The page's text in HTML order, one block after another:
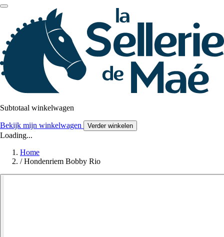
Subtotaal winkelwagen
Bekijk mijn winkelwagen Verder winkelen
Loading...
Home
/ Hondenriem Bobby Rio